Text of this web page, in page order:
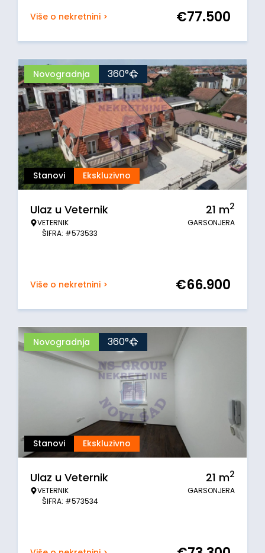
Više o nekretnini > €77.500
Stanovi Ekskluzivno
Novogradnja 360°
Ulaz u Veternik
VETERNIK
ŠIFRA: #573533
21 m2
GARSONJERA
Više o nekretnini > €66.900
Stanovi Ekskluzivno
Novogradnja 360°
Ulaz u Veternik
VETERNIK
ŠIFRA: #573534
21 m2
GARSONJERA